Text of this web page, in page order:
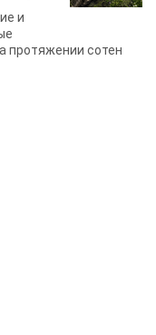
и
протяжении сотен